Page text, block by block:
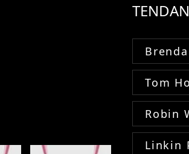
Tom
Robin
Linkin